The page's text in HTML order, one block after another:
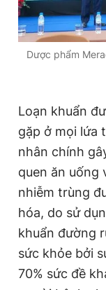
Theo dõi báo trên
Hotline
Đặt báo Quảng
Tổng biên tập:
Phó tổng biên tập
Phó tổng biên tập:
Phó tổng biên tập:
Tổng thư ký tòa
Giấy phép xuất bản
© 2003-2026 Bản
chép dưới mọi hình
bản. Phát triển bởi
Dược phẩm
Loạn khuẩn
gặp ở mọi lứa
nhân chính
quen ăn uống
nhiễm trùng
hóa, do sử
khuẩn đường
sức khỏe bởi
70% sức đề